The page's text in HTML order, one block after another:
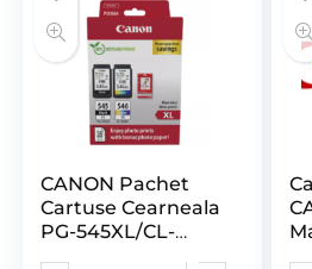
CANON Pachet
Cartuse Cearneala
PG-545XL/CL-